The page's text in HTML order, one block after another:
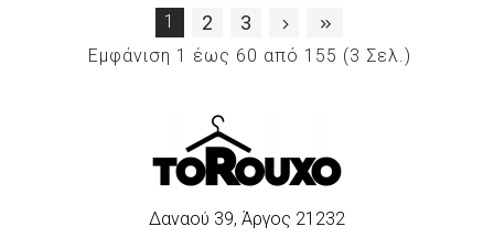
1 2 3
Εμφάνιση 1 έως 60 από 155 (3 Σελ.)
Δαναού 39, Άργος 21232